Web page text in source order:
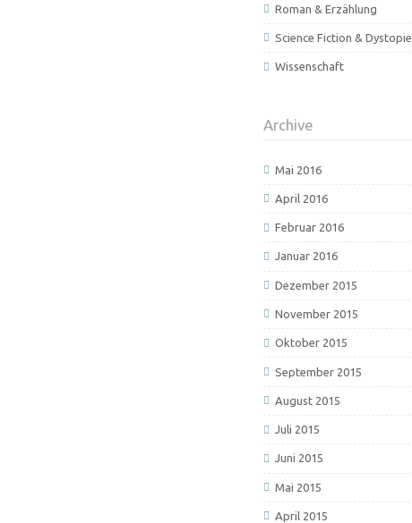
Roman & Erzählung
Science Fiction & Dystopie
Wissenschaft
Archive
Mai 2016
April 2016
Februar 2016
Januar 2016
Dezember 2015
November 2015
Oktober 2015
September 2015
August 2015
Juli 2015
Juni 2015
Mai 2015
April 2015